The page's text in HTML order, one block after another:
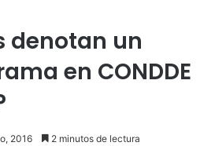
denotan un
en CONDDE
2016 2 minutos de lectura